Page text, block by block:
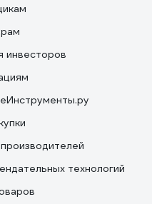
инвесторов
технологий